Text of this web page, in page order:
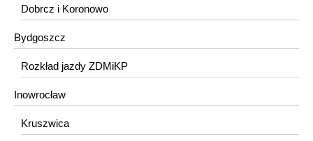
Dobrcz i Koronowo
Bydgoszcz
Rozkład jazdy ZDMiKP
Inowrocław
Kruszwica